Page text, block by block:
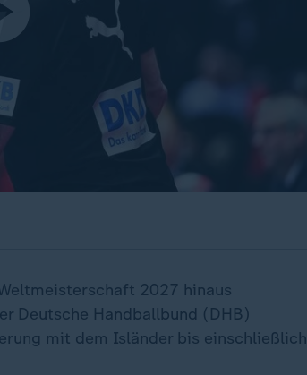
2027 hinaus
Deutsche Handballbund (DHB)
mit dem Isländer bis einschließlich